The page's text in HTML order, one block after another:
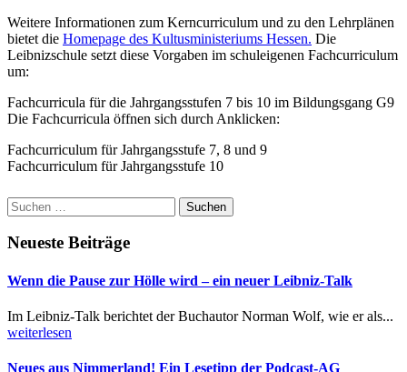
Weitere Informationen zum Kerncurriculum und zu den Lehrplänen
bietet die Homepage des Kultusministeriums Hessen. Die
Leibnizschule setzt diese Vorgaben im schuleigenen Fachcurriculum
um:
Fachcurricula für die Jahrgangsstufen 7 bis 10 im Bildungsgang G9
Die Fachcurricula öffnen sich durch Anklicken:
Fachcurriculum für Jahrgangsstufe 7, 8 und 9
Fachcurriculum für Jahrgangsstufe 10
Suchen
nach:
Neueste Beiträge
Wenn die Pause zur Hölle wird – ein neuer Leibniz-Talk
Im Leibniz-Talk berichtet der Buchautor Norman Wolf, wie er als...
weiterlesen
Neues aus Nimmerland! Ein Lesetipp der Podcast-AG